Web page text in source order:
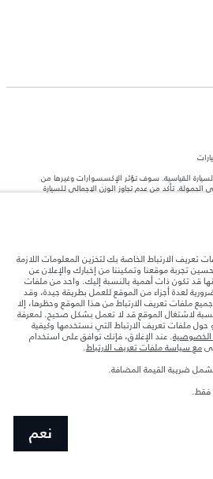
القياسية. سوف تؤثر الإكسسوارات وغيرها من
الحمولة. تأكد من عدم تجاوز الوزن الإجمالي للسيارة
المذكورة على هذا الموقع قد تختلف من بلد إلى
الرجاء التواصل مع وكيلنا المحلي للتأكد من توفّرها
إن النقص العالمي في أشباه الموصلات يؤثر حاليًا
وتوقيتات التصاميم. هذا ظرف ديناميكي
المستخدَمة ضمن موقع الويب حاليًا المواصفات الحالية
والحلية ومجموعات الألوان. يرجى استشارة وكيلك الذي
للسماح لك باتخاذ قرار مدروس
المصنع الرسمية وفقاً لتشريعات الاتحاد الأوروبي. قد
عن ذلك المتحقق في تلك الاختبارات كما أن هذه
في عام 2026.
تعريف الارتباط الخاصة بك لتخزين المعلومات اللازمة
تجربة موقعنا وتمكيننا من إخبارك والإعلان عن
قد تكون ذات أهمية بالنسبة إليك. واحد من ملفات
لعدة أجزاء من الموقع للعمل بطريقة جيدة، وقد
ملفات تعريف الارتباط من هذا الموقع وحظرها، إلا
لاشتغال الموقع قد لا تعمل بشكل صحيح. لمعرفة
أو حول ملفات تعريف الارتباط التي نستخدمها وكيفية
. عند الإغلاق، فإنك توافق على استخدام
مع سياسة ملفات تعريف الارتباط.
نعم
ابحث عن وكيل